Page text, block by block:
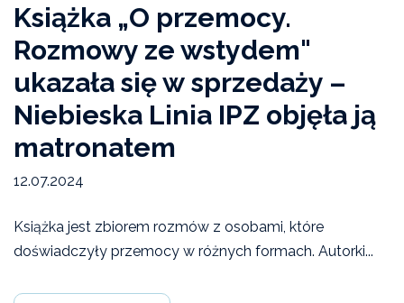
Książka „O przemocy.
Rozmowy ze wstydem"
ukazała się w sprzedaży –
Niebieska Linia IPZ objęła ją
matronatem
12.07.2024
Książka jest zbiorem rozmów z osobami, które
doświadczyły przemocy w różnych formach. Autorki...